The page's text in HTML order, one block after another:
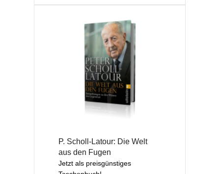
P. Scholl-Latour: Die Welt
aus den Fugen
Jetzt als preisgünstiges